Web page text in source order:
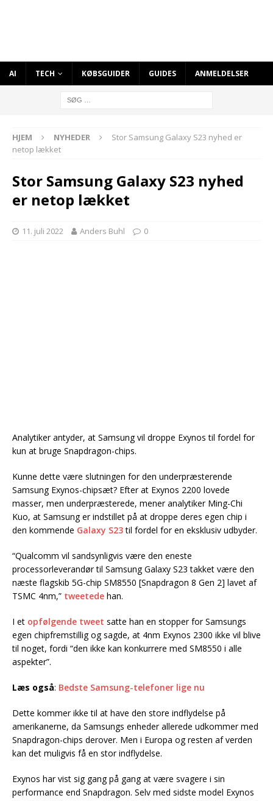
AI TECH KØBSGUIDER GUIDES ANMELDELSER
HJEM NYHEDER
Stor Samsung Galaxy S23 nyhed er
netop lækket
Stor Samsung Galaxy S23 nyhed
er netop lækket
11. juli 2022 Anders Buhl 0
Analytiker antyder, at Samsung vil droppe Exynos til fordel for
kun at bruge Snapdragon-chips.
Kunne dette være slutningen for den underpræsterende
Samsung Exynos-chipsæt? Efter at Exynos 2200 lovede
masser, men underpræsterede, mener analytiker Ming-Chi
Kuo, at Samsung er indstillet på at droppe deres egen chip i
den kommende Galaxy S23til fordel for en eksklusiv udbyder.
“Qualcomm vil sandsynligvis være den eneste
processorleverandør til Samsung Galaxy S23 takket være den
næste flagskib 5G-chip SM8550 [Snapdragon 8 Gen 2] lavet af
TSMC 4nm,” tweetede han.
I et opfølgende tweet satte han en stopper for Samsungs
egen chipfremstillig og sagde, at 4nm Exynos 2300 ikke vil blive
til noget, fordi “den ikke kan konkurrere med SM8550 i alle
aspekter”.
Læs også: Bedste Samsung-telefoner lige nu
Dette kommer ikke til at have den store indflydelse på
amerikanerne, da Samsungs enheder allerede udkommer med
Snapdragon-chips derover. Men i Europa og resten af verden
kan det muligvis få en stor indflydelse.
Exynos har vist sig gang på gang at være svagere i sin
performance end Snapdragon. Selv med sidste model Exynos